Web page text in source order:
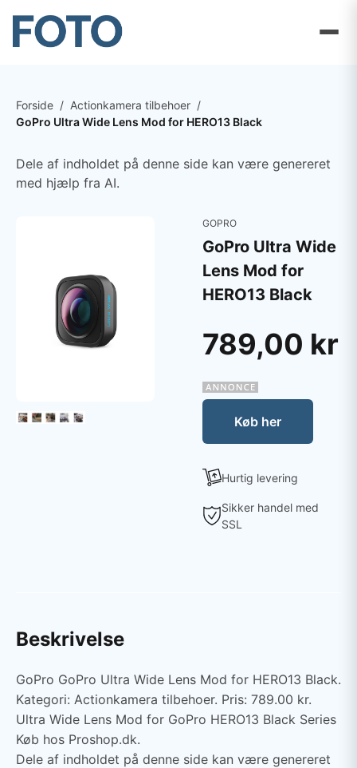
Forside / Actionkamera tilbehoer /
GoPro Ultra Wide Lens Mod for HERO13 Black
Dele af indholdet på denne side kan være genereret
med hjælp fra AI.
GOPRO
GoPro Ultra Wide
Lens Mod for
HERO13 Black
789,00 kr
Køb her
Hurtig levering
Sikker handel med
SSL
Beskrivelse
GoPro GoPro Ultra Wide Lens Mod for HERO13 Black.
Kategori: Actionkamera tilbehoer. Pris: 789.00 kr.
Ultra Wide Lens Mod for GoPro HERO13 Black Series
Køb hos Proshop.dk.
Dele af indholdet på denne side kan være genereret